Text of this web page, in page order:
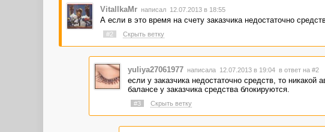
VitallkaMr написал 12.07.2013 в 18:55
А если в это время на счету заказчика недостаточно
#2 Скрыть ветку
yuliya27061977 написала 12.07.2013 в 19:04 в ответ на #2
если у заказчика недостаточно средств, то никакой
балансе у заказчика средства блокируются.
#3 Скрыть ветку